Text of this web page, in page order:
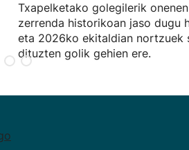
Txapelketako golegilerik onenen
zerrenda historikoan jaso dugu
eta 2026ko ekitaldian nortzuek
dituzten golik gehien ere.